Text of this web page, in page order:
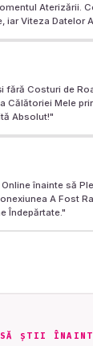
Aterizării.
iar Viteza Datelor
fără Costuri de
Călătoriei Mele
Absolut!"
înainte să
A Fost
Îndepărtate."
ȘTII